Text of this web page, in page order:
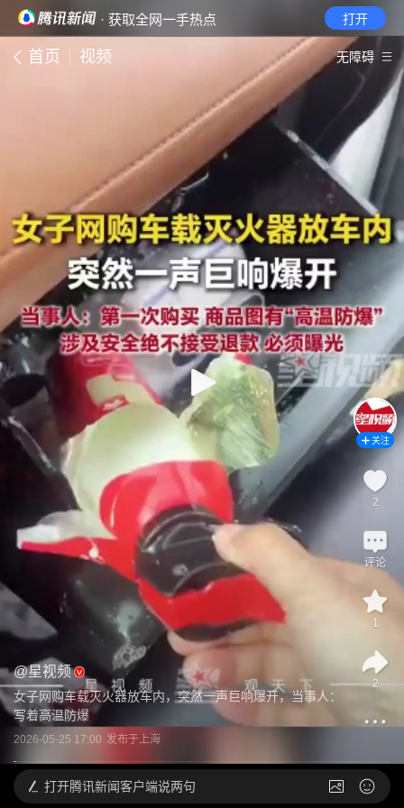
· 获取全网一手热点 打开
首页 视频 无障碍
@星视频
女子网购车载灭火器放车内，突然一声巨响爆开，当事人：
写着高温防爆
2026-05-25 17:00 发布于上海
关注
2
评论
1
2
打开腾讯新闻客户端说两句